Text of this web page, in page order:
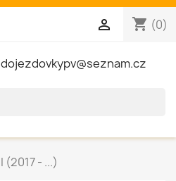
shopping_cart (0)

dojezdovkypv@seznam.cz
I (2017 - ...)